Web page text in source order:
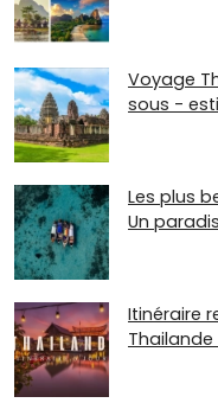
Voyage
sous -
Les plus
Un
Itinéraire
Thailande